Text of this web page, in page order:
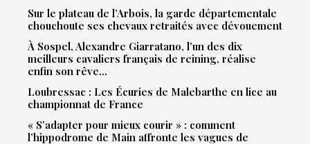
Sur le plateau de l’Arbois, la garde départementale
chouchoute ses chevaux retraités avec dévouement
À Sospel, Alexandre Giarratano, l’un des dix
meilleurs cavaliers français de reining, réalise
enfin son rêve…
Loubressac : Les Écuries de Malebarthe en lice au
championnat de France
« S’adapter pour mieux courir » : comment
l’hippodrome de Main affronte les vagues de